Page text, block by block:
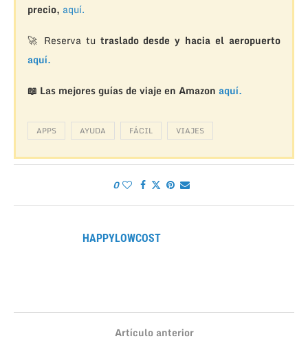
precio, aquí.
🚀 Reserva tu traslado desde y hacia el aeropuerto
aquí.
📖 Las mejores guías de viaje en Amazon aquí.
APPS AYUDA FÁCIL VIAJES
0
HAPPYLOWCOST
Artículo anterior